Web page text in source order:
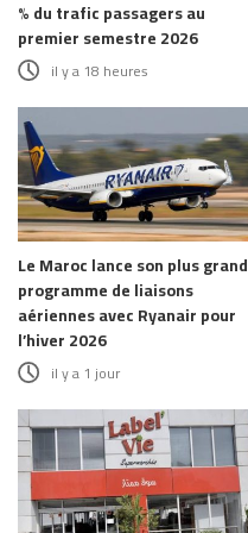
% du trafic passagers au
premier semestre 2026
il y a 18 heures
Le Maroc lance son plus grand
programme de liaisons
aériennes avec Ryanair pour
l’hiver 2026
il y a 1 jour